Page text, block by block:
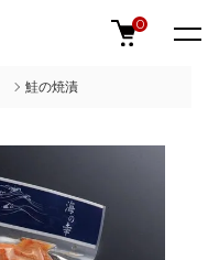
0
鮭の焼漬